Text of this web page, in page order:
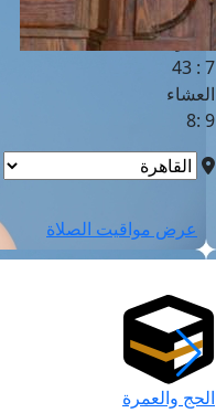
4:37
المغرب
7 : 43
العشاء
9 :8
عرض مواقيت الصلاة
الحج والعمرة